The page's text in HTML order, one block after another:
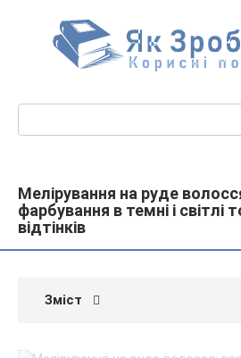
Мелірування на руде
фарбування в темні і світлі
відтінків
Зміст